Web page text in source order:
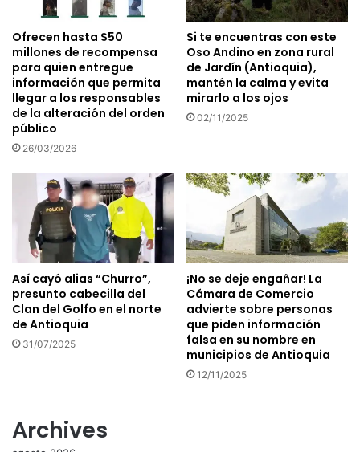
Ofrecen hasta $50
millones de recompensa
para quien entregue
información que permita
llegar a los responsables
de la alteración del orden
público
26/03/2026
Si te encuentras con este
Oso Andino en zona rural
de Jardín (Antioquia),
mantén la calma y evita
mirarlo a los ojos
02/11/2025
Así cayó alias “Churro”,
presunto cabecilla del
Clan del Golfo en el norte
de Antioquia
31/07/2025
¡No se deje engañar! La
Cámara de Comercio
advierte sobre personas
que piden información
falsa en su nombre en
municipios de Antioquia
12/11/2025
Archives